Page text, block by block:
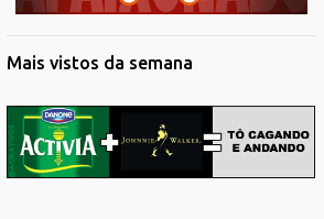
Mais vistos da semana